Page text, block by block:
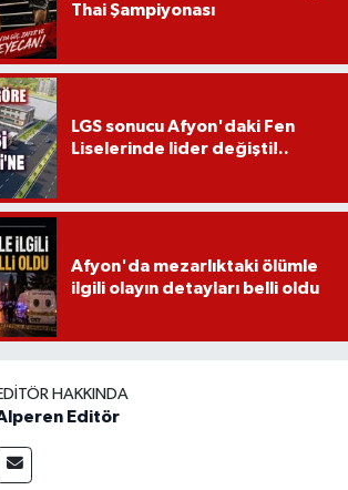
Thai Şampiyonası
LGS sonucu Afyon'daki Fen
Liselerinde lider değişti!..
Afyon'da mezarlıktaki ölümle
ilgili olayın detayları belli oldu
HAKKINDA
Editör